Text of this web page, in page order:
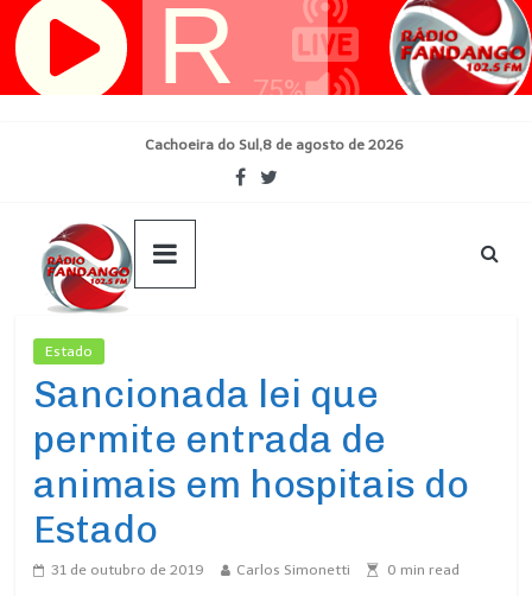
Pular
para
Cachoeira do Sul,8 de agosto de 2026
Estado
Sancionada lei que
permite entrada de
animais em hospitais do
Estado
31 de outubro de 2019 Carlos Simonetti 0 min read